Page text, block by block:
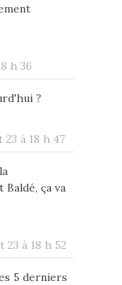
h 36
?
à 18 h 47
ça va
23 à 18 h 52
5 derniers